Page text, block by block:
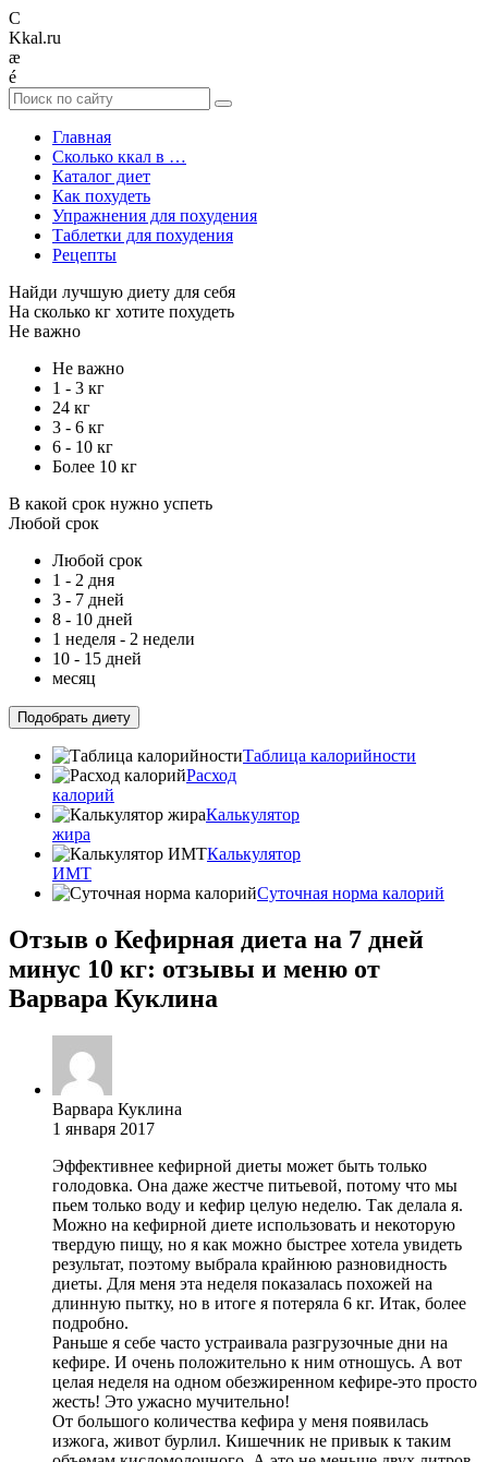
C
Kkal.ru
æ
é
Главная
Сколько ккал в …
Каталог диет
Как похудеть
Упражнения для похудения
Таблетки для похудения
Рецепты
Найди лучшую диету для себя
На сколько кг хотите похудеть
Не важно
Не важно
1 - 3 кг
24 кг
3 - 6 кг
6 - 10 кг
Более 10 кг
В какой срок нужно успеть
Любой срок
Любой срок
1 - 2 дня
3 - 7 дней
8 - 10 дней
1 неделя - 2 недели
10 - 15 дней
месяц
Подобрать диету
Таблица калорийности
Расход
калорий
Калькулятор
жира
Калькулятор
ИМТ
Суточная норма калорий
Отзыв о Кефирная диета на 7 дней
минус 10 кг: отзывы и меню от
Варвара Куклина
Варвара Куклина
1 января 2017
Эффективнее кефирной диеты может быть только
голодовка. Она даже жестче питьевой, потому что мы
пьем только воду и кефир целую неделю. Так делала я.
Можно на кефирной диете использовать и некоторую
твердую пищу, но я как можно быстрее хотела увидеть
результат, поэтому выбрала крайнюю разновидность
диеты. Для меня эта неделя показалась похожей на
длинную пытку, но в итоге я потеряла 6 кг. Итак, более
подробно.
Раньше я себе часто устраивала разгрузочные дни на
кефире. И очень положительно к ним отношусь. А вот
целая неделя на одном обезжиренном кефире-это просто
жесть! Это ужасно мучительно!
От большого количества кефира у меня появилась
изжога, живот бурлил. Кишечник не привык к таким